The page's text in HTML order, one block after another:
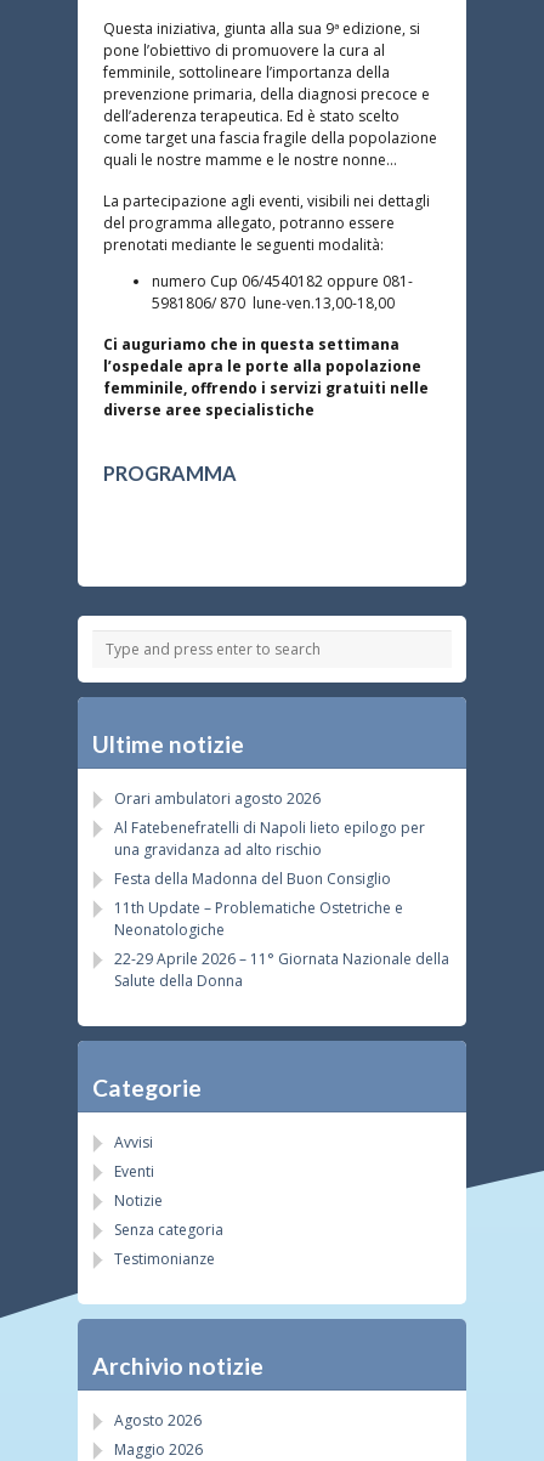
Questa iniziativa, giunta alla sua 9ª edizione, si
pone l’obiettivo di promuovere la cura al
femminile, sottolineare l’importanza della
prevenzione primaria, della diagnosi precoce e
dell’aderenza terapeutica. Ed è stato scelto
come target una fascia fragile della popolazione
quali le nostre mamme e le nostre nonne…
La partecipazione agli eventi, visibili nei dettagli
del programma allegato, potranno essere
prenotati mediante le seguenti modalità:
numero Cup 06/4540182 oppure 081-
5981806/ 870 lune-ven.13,00-18,00
Ci auguriamo che in questa settimana
l’ospedale apra le porte alla popolazione
femminile, offrendo i servizi gratuiti nelle
diverse aree specialistiche
PROGRAMMA
Ultime notizie
Orari ambulatori agosto 2026
Al Fatebenefratelli di Napoli lieto epilogo per
una gravidanza ad alto rischio
Festa della Madonna del Buon Consiglio
11th Update – Problematiche Ostetriche e
Neonatologiche
22-29 Aprile 2026 – 11° Giornata Nazionale della
Salute della Donna
Categorie
Avvisi
Eventi
Notizie
Senza categoria
Testimonianze
Archivio notizie
Agosto 2026
Maggio 2026